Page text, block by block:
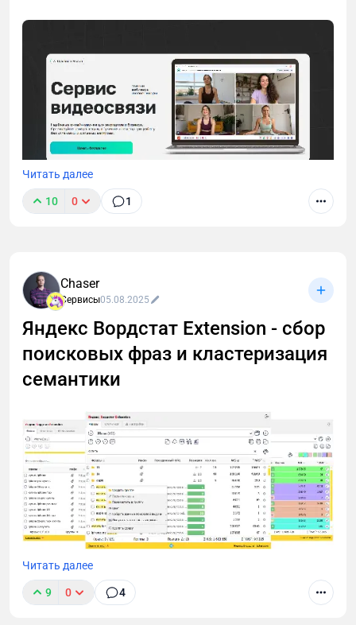
Zoom недоступен, а искать замену некогда?
тарифы, сравнение с конкурентами и промокод
DIGITAL на скидку 10%.
Читать далее
10 0 1
Chaser
Сервисы05.08.2025
Яндекс Вордстат Extension - сбор
поисковых фраз и кластеризация
семантики
Всем привет! Меня зовут Симагин Андрей, и я рад
сообщить о выходе новой версии браузерного
расширения «Яндекс Вордстат Extension», в
Читать далее
9 0 4